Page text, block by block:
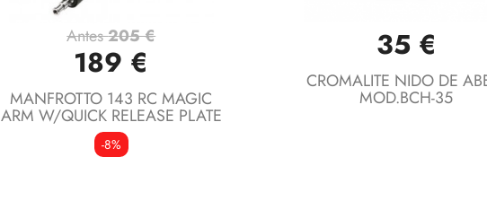
Vista rápida
Antes205 €
189 €
MANFROTTO 143 RC MAGIC
ARM W/QUICK RELEASE PLATE
-8%
Vista rápida
35 €
CROMALITE NIDO DE
MOD.BCH-35